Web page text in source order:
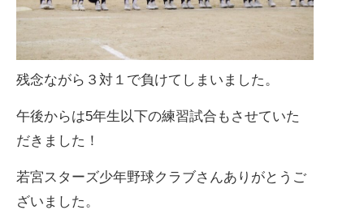
残念ながら３対１で負けてしまいました。
午後からは5年生以下の練習試合もさせていた
だきました！
若宮スターズ少年野球クラブさんありがとうご
ざいました。